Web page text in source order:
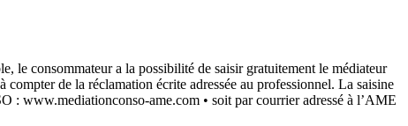
le consommateur a la possibilité de saisir gratuitement le médiateur
de la réclamation écrite adressée au professionnel. La saisine
: www.mediationconso-ame.com • soit par courrier adressé à l’AME